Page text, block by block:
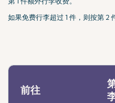
如果免费行李超过 1 件，则按第 2
前往